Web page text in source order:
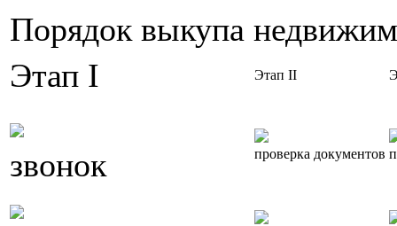
Порядок выкупа
Этап I
Этап II
звонок проверка документов